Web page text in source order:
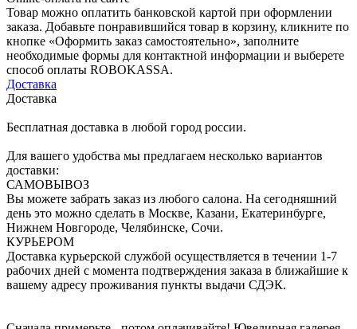
Товар можно оплатить банковской картой при оформлении
заказа. Добавьте понравившийся товар в корзину, кликните по
кнопке «Оформить заказ самостоятельно», заполните
необходимые формы для контактной информации и выберете
способ оплаты ROBOKASSA.
Доставка
Доставка
Бесплатная доставка в любой город россии.
Для вашего удобства мы предлагаем несколько вариантов
доставки:
САМОВЫВОЗ
Вы можете забрать заказ из любого салона. На сегодняшний
день это можно сделать в Москве, Казани, Екатеринбурге,
Нижнем Новгороде, Челябинске, Сочи.
КУРЬЕРОМ
Доставка курьерской службой осуществляется в течении 1-7
рабочих дней с момента подтверждения заказа в ближайшие к
вашему адресу проживания пункты выдачи СДЭК.